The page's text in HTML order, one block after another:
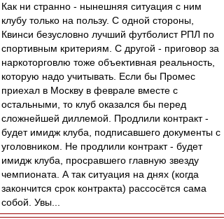
Как ни странно - нынешняя ситуация с ним
клубу только на пользу. С одной стороны,
Квинси безусловно лучший футболист РПЛ по
спортивным критериям. С другой - приговор за
наркоторговлю тоже объективная реальность,
которую надо учитывать. Если бы Промес
приехал в Москву в феврале вместе с
остальными, то клуб оказался бы перед
сложнейшей диллемой. Продлили контракт -
будет имидж клуба, подписавшего документы с
уголовником. Не продлили контракт - будет
имидж клуба, просравшего главную звезду
чемпионата. А так ситуация на днях (когда
закончится срок контракта) рассосётся сама
собой. Увы...